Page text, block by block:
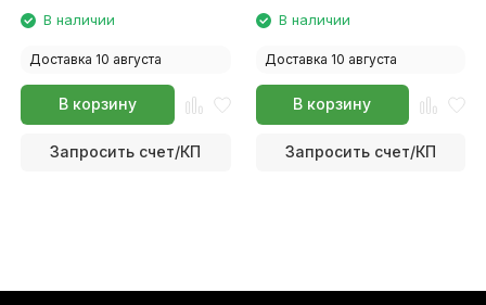
В наличии
Доставка 10 августа
В корзину
Запросить счет/КП
В наличии
Доставка 10 августа
В корзину
Запросить счет/КП